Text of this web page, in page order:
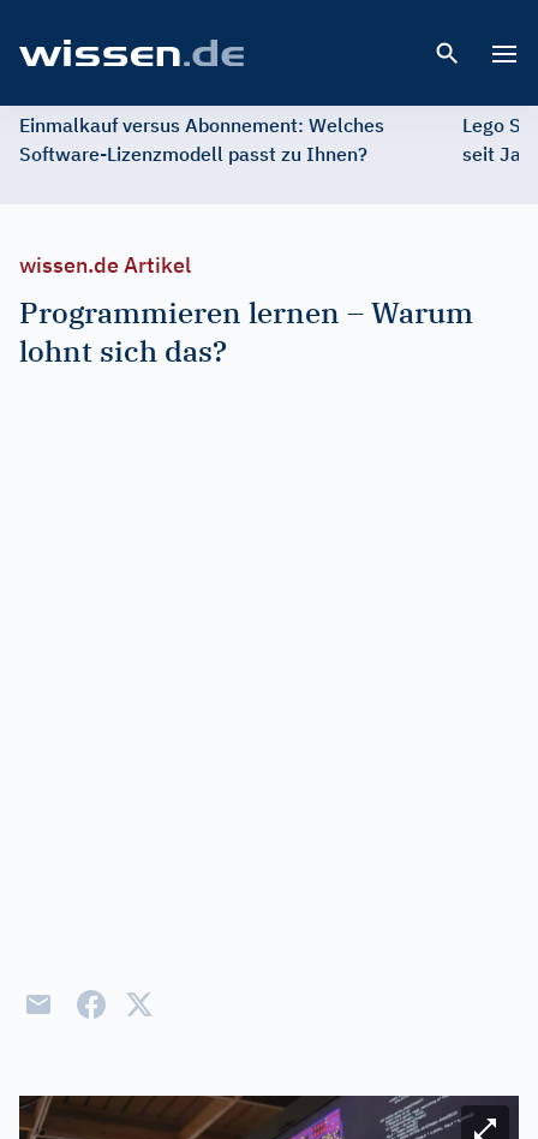
Einmalkauf versus Abonnement: Welches
Software-Lizenzmodell passt zu Ihnen?
Lego
seit
wissen.de Artikel
Programmieren lernen – Warum
lohnt sich das?
Bild